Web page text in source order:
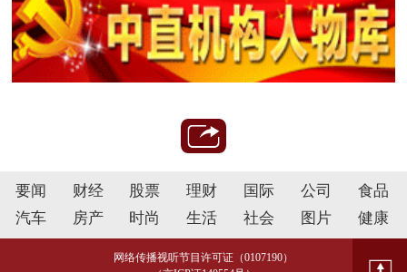
要闻 财经 股票 理财 国际 公司
食品
汽车
房产 时尚 生活 社会 图片 健康
网络传播视听节目许可证（0107190）